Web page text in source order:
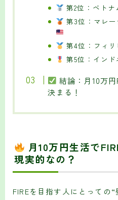
第2位：ベトナ
第3位：マレ
第4位：フィ
第5位：イン
結論：月10万
決まる！
月10万円生活で
現実的なの？
FIREを目指す人にとっての“